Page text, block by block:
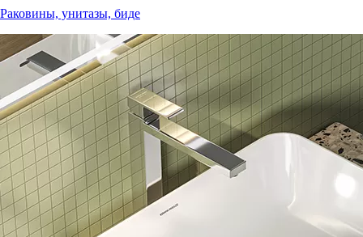
Раковины, унитазы, биде